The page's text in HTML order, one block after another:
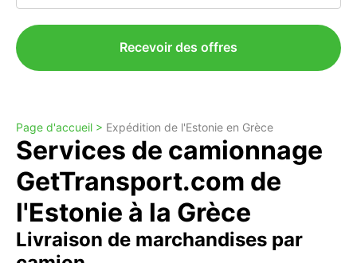
Recevoir des offres
Page d'accueil > Expédition de l'Estonie en Grèce
Services de camionnage
GetTransport.com de
l'Estonie à la Grèce
Livraison de marchandises par